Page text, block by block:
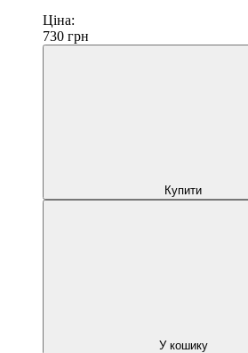
Ціна:
730 грн
Купити
У кошику